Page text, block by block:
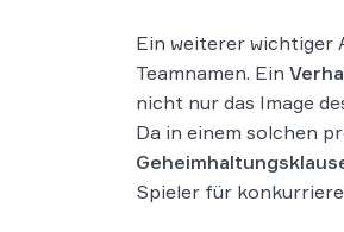
Ein weiterer wichtiger
Teamnamen. Ein
nicht nur das Image
Da in einem solchen
Spieler für